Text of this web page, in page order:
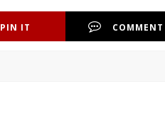
PIN IT COMMENT